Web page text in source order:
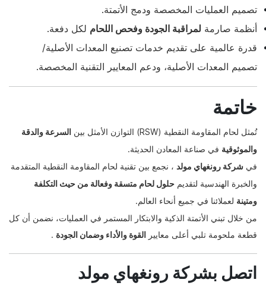
تصميم العمليات المخصصة ودمج الأتمتة.
أنظمة صارمة لمراقبة الجودة وفحص اللحام لكل دفعة.
قدرة عالمية على تقديم خدمات تصنيع المعدات الأصلية/
تصميم المعدات الأصلية، ودعم المعايير التقنية المخصصة.
خاتمة
تُمثل لحام المقاومة النقطية (RSW) التوازن الأمثل بين
السرعة والدقة
والموثوقية في صناعة المعادن الحديثة.
في شركة رونغهاي مولد ، نجمع بين تقنية لحام المقاومة النقطية المتقدمة
والخبرة الهندسية لتقديم حلول لحام متسقة وفعالة من حيث التكلفة
ومتينة لعملائنا في جميع أنحاء العالم.
من خلال تبني الأتمتة الذكية والابتكار المستمر في العمليات، نضمن أن كل
قطعة ملحومة تلبي أعلى معايير القوة والأداء وضمان الجودة .
اتصل بشركة رونغهاي مولد